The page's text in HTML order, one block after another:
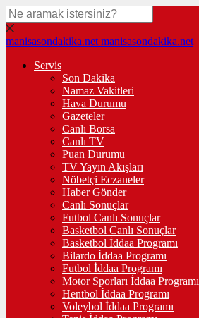
manisasondakika.net manisasondakika.net
Servis
Son Dakika
Namaz Vakitleri
Hava Durumu
Gazeteler
Canlı Borsa
Canlı TV
Puan Durumu
TV Yayın Akışları
Nöbetçi Eczaneler
Haber Gönder
Canlı Sonuçlar
Futbol Canlı Sonuçlar
Basketbol Canlı Sonuçlar
Basketbol İddaa Programı
Bilardo İddaa Programı
Futbol İddaa Programı
Motor Sporları İddaa Programı
Hentbol İddaa Programı
Voleybol İddaa Programı